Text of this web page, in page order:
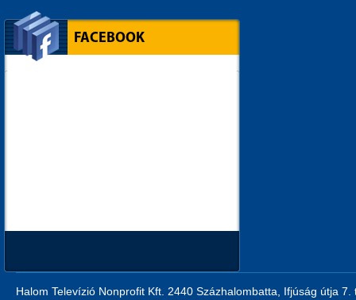
FACEBOOK
Halom Televízió Nonprofit Kft. 2440 Százhalombatta, Ifjúság útja